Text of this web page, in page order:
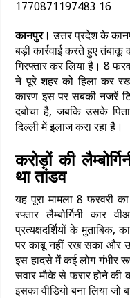
कानपुर। उत्तर प्रदेश के
बड़ी कार्रवाई करते हुए तंबाकू
गिरफ्तार कर लिया है। 8
ने पूरे शहर को हिला कर रख
कारण इस पर सबकी नजरें
दबोचा है, जबकि उसके
दिल्ली में इलाज करा रहा है।
करोड़ों की
था तांडव
यह पूरा मामला 8 फरवरी
रफ्तार लैम्बोर्गिनी कार
प्रत्यक्षदर्शियों के मुताबिक,
पर काबू नहीं रख सका और
इस हादसे में कई लोग गंभीर
सवार मौके से फरार होने की
इसका वीडियो बना लिया जो